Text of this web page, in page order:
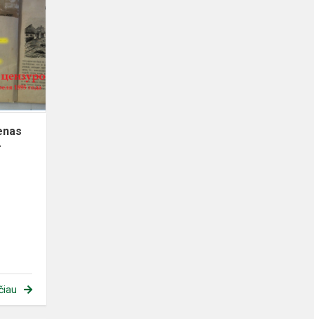
,,Kodėl
senas
knygas
mums
taip
jauku